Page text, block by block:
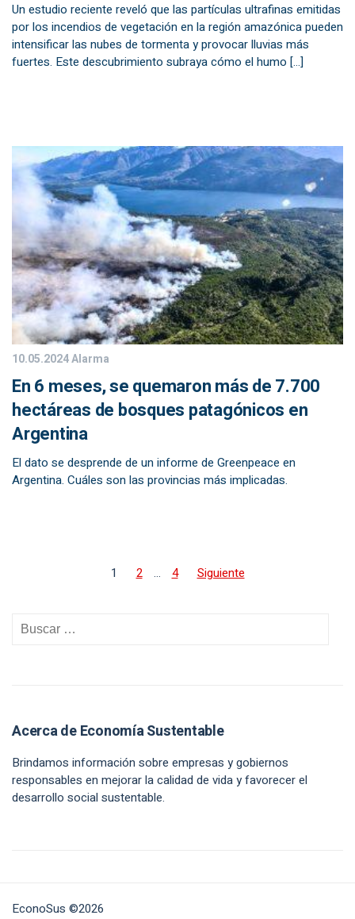
Un estudio reciente reveló que las partículas ultrafinas emitidas
por los incendios de vegetación en la región amazónica pueden
intensificar las nubes de tormenta y provocar lluvias más
fuertes. Este descubrimiento subraya cómo el humo […]
10.05.2024Alarma
En 6 meses, se quemaron más de 7.700
hectáreas de bosques patagónicos en
Argentina
El dato se desprende de un informe de Greenpeace en
Argentina. Cuáles son las provincias más implicadas.
1 2 … 4 Siguiente
Acerca de Economía Sustentable
Brindamos información sobre empresas y gobiernos
responsables en mejorar la calidad de vida y favorecer el
desarrollo social sustentable.
EconoSus ©2026